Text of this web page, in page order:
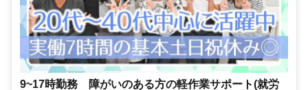
9~17時勤務 障がいのある方の軽作業サポート(就労